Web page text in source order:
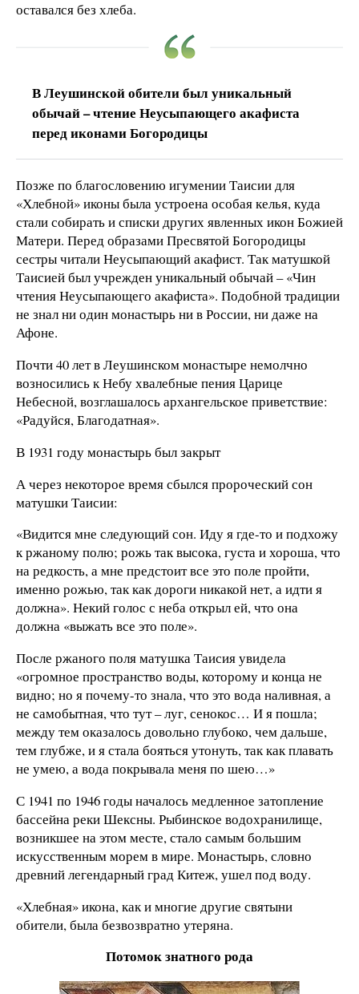
оставался без хлеба.
В Леушинской обители был уникальный
обычай – чтение Неусыпающего акафиста
перед иконами Богородицы
Позже по благословению игумении Таисии для
«Хлебной» иконы была устроена особая келья, куда
стали собирать и списки других явленных икон Божией
Матери. Перед образами Пресвятой Богородицы
сестры читали Неусыпающий акафист. Так матушкой
Таисией был учрежден уникальный обычай – «Чин
чтения Неусыпающего акафиста». Подобной традиции
не знал ни один монастырь ни в России, ни даже на
Афоне.
Почти 40 лет в Леушинском монастыре немолчно
возносились к Небу хвалебные пения Царице
Небесной, возглашалось архангельское приветствие:
«Радуйся, Благодатная».
В 1931 году монастырь был закрыт
А через некоторое время сбылся пророческий сон
матушки Таисии:
«Видится мне следующий сон. Иду я где-то и подхожу
к ржаному полю; рожь так высока, густа и хороша, что
на редкость, а мне предстоит все это поле пройти,
именно рожью, так как дороги никакой нет, а идти я
должна». Некий голос с неба открыл ей, что она
должна «выжать все это поле».
После ржаного поля матушка Таисия увидела
«огромное пространство воды, которому и конца не
видно; но я почему-то знала, что это вода наливная, а
не самобытная, что тут – луг, сенокос… И я пошла;
между тем оказалось довольно глубоко, чем дальше,
тем глубже, и я стала бояться утонуть, так как плавать
не умею, а вода покрывала меня по шею…»
С 1941 по 1946 годы началось медленное затопление
бассейна реки Шексны. Рыбинское водохранилище,
возникшее на этом месте, стало самым большим
искусственным морем в мире. Монастырь, словно
древний легендарный град Китеж, ушел под воду.
«Хлебная» икона, как и многие другие святыни
обители, была безвозвратно утеряна.
Потомок знатного рода